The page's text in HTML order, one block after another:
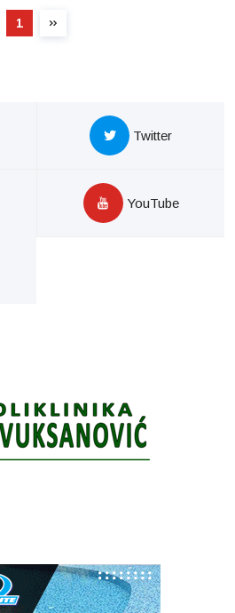
1
Twitter
YouTube